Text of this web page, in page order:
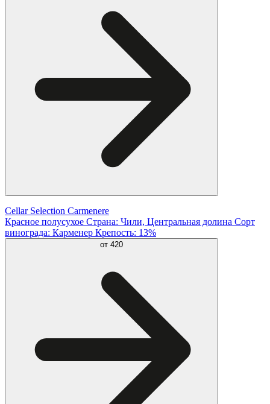
Cellar Selection Carmenere
Красное полусухое Страна: Чили, Центральная долина Сорт
винограда: Карменер Крепость: 13%
от 420